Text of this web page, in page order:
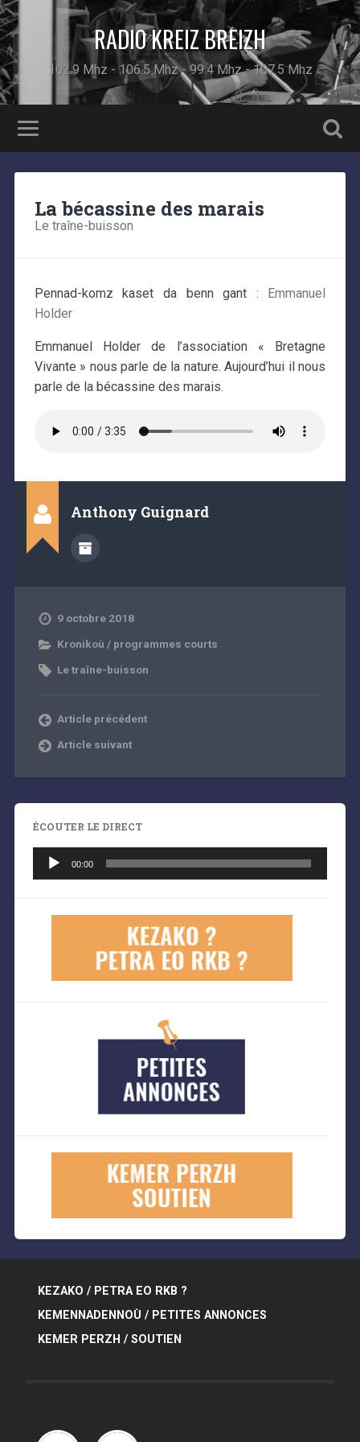
RADIO KREIZ BREIZH
102.9 Mhz - 106.5 Mhz - 99.4 Mhz - 107.5 Mhz
La bécassine des marais
Le traîne-buisson
Pennad-komz kaset da benn gant : Emmanuel
Holder
Emmanuel Holder de l’association « Bretagne
Vivante » nous parle de la nature. Aujourd’hui il nous
parle de la bécassine des marais.
Anthony Guignard
9 octobre 2018
Kronikoù / programmes courts
Le traîne-buisson
Article précédent
Article suivant
ÉCOUTER LE DIRECT
audio
00:00
KEZAKO / PETRA EO RKB ?
KEMENNADENNOÙ / PETITES ANNONCES
KEMER PERZH / SOUTIEN